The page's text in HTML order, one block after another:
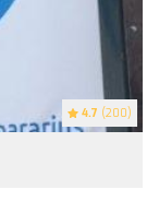
4.7 (200)